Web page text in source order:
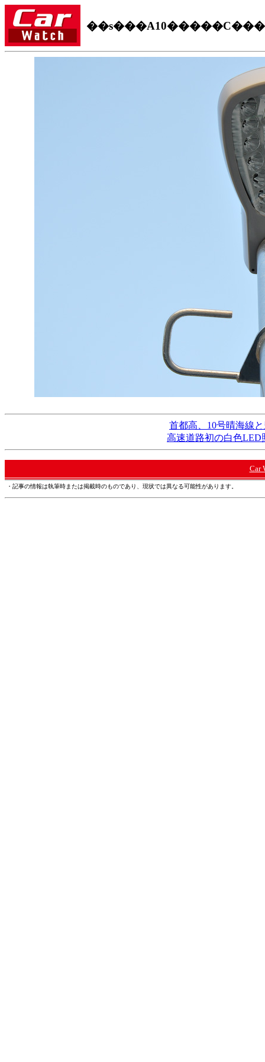
首都高、10号晴海線
高速道路初の白色LED
Car
・記事の情報は執筆時または掲載時のものであり、現状では異なる可能性があります。